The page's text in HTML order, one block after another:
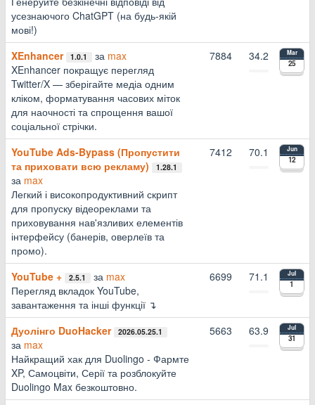
усезнаючого ChatGPT (на будь-якій
мові!)
XEnhancer
1.0.1 за max
XEnhancer покращує перегляд
Twitter/X — зберігайте медіа одним
кліком, форматування часових міток
для наочності та спрощення вашої
соціальної стрічки.
7884 34.2 Mar
25
YouTube Ads-Bypass (Пропустити
та приховати всю рекламу)
1.28.1
за max
Легкий і високопродуктивний скрипт
для пропуску відеореклами та
приховування нав'язливих елементів
інтерфейсу (банерів, оверлеїв та
промо).
7412 70.1 Jun
12
YouTube + 2.5.1 за max
Перегляд вкладок YouTube,
завантаження та інші функції ↴
6699 71.1 Jul
1
Дуолінго DuoHacker 2026.05.25.1
за max
Найкращий хак для Duolingo - Фармте
XP, Самоцвіти, Серії та розблокуйте
Duolingo Max безкоштовно.
5663 63.9 Jul
31